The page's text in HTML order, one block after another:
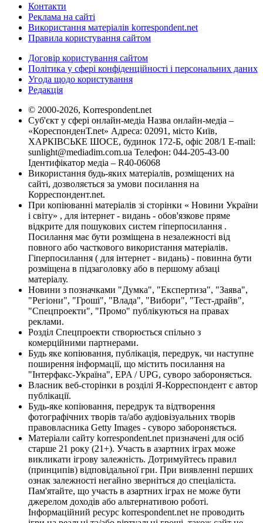
Контакти
Реклама на сайті
Використання матеріалів korrespondent.net
Правила користування сайтом
Договір користування сайтом
Політика у сфері конфіденційності і персональних даних
Угода щодо користування
Редакція
© 2000-2026, Korrespondent.net
Суб'єкт у сфері онлайн-медіа Назва онлайн-медіа –
«КореспонденТ.net» Адреса: 02091, місто Київ,
ХАРКІВСЬКЕ ШОСЕ, будинок 172-Б, офіс 208/1 E-mail:
sunlight@mediadim.com.ua Телефон: 044-205-43-00
Ідентифікатор медіа – R40-06068
Використання будь-яких матеріалів, розміщених на
сайті, дозволяється за умови посилання на
Корреспондент.net.
При копіюванні матеріалів зі сторінки « Новини України
і світу» , для інтернет - видань - обов'язкове пряме
відкрите для пошукових систем гіперпосилання .
Посилання має бути розміщена в незалежності від
повного або часткового використання матеріалів.
Гіперпосилання ( для інтернет - видань) - повинна бути
розміщена в підзаголовку або в першому абзаці
матеріалу.
Новини з позначками "Думка", "Експертиза", "Заява",
"Регіони", "Гроші", "Влада", "Вибори", "Тест-драйв",
"Спецпроекти", "Промо" публікуються на правах
реклами.
Розділ Спецпроекти створюється спільно з
комерційними партнерами.
Будь яке копіювання, публікація, передрук, чи наступне
поширення інформації, що містить посилання на
"Інтерфакс-Україна", EPA / UPG, суворо забороняється.
Власник веб-сторінки в розділі Я-Корреспондент є автор
публікації.
Будь-яке копіювання, передрук та відтворення
фотографічних творів та/або аудіовізуальних творів
правовласника Getty Images - суворо забороняється.
Матеріали сайту korrespondent.net призначені для осіб
старше 21 року (21+). Участь в азартних іграх може
викликати ігрову залежність. Дотримуйтесь правил
(принципів) відповідальної гри. При виявленні перших
ознак залежності негайно зверніться до спеціаліста.
Пам'ятайте, що участь в азартних іграх не може бути
джерелом доходів або альтернативою роботі.
Інформаційний ресурс korrespondent.net не проводить